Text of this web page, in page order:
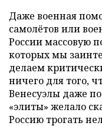
Даже военная
самолётов или
России массовую
которых мы
делаем
ничего для того,
Венесуэлы даже
«элиты» желало
Россию трогать